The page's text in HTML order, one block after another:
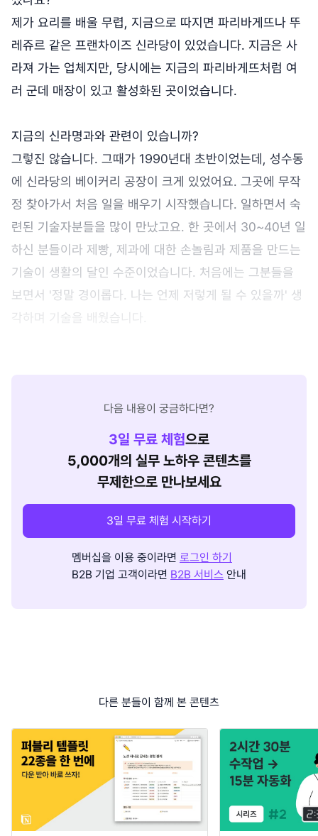
제가 요리를 배울 무렵, 지금으로 따지면 파리바게뜨나 뚜
레쥬르 같은 프랜차이즈 신라당이 있었습니다. 지금은 사
라져 가는 업체지만, 당시에는 지금의 파리바게뜨처럼 여
러 군데 매장이 있고 활성화된 곳이었습니다.
지금의 신라명과와 관련이 있습니까?
그렇진 않습니다. 그때가 1990년대 초반이었는데, 성수동
에 신라당의 베이커리 공장이 크게 있었어요. 그곳에 무작
정 찾아가서 처음 일을 배우기 시작했습니다. 일하면서 숙
련된 기술자분들을 많이 만났고요. 한 곳에서 30~40년 일
하신 분들이라 제빵, 제과에 대한 손놀림과 제품을 만드는
기술이 생활의 달인 수준이었습니다. 처음에는 그분들을
보면서 '정말 경이롭다. 나는 언제 저렇게 될 수 있을까' 생
각하며 기술을 배웠습니다.
다음 내용이 궁금하다면?
3일 무료 체험으로
5,000개의 실무 노하우 콘텐츠를
무제한으로 만나보세요
3일 무료 체험 시작하기
멤버십을 이용 중이라면 로그인 하기
B2B 기업 고객이라면 B2B 서비스 안내
다른 분들이 함께 본 콘텐츠